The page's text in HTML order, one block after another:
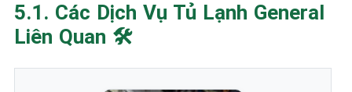
5.1. Các Dịch Vụ Tủ Lạnh General
Liên Quan 🛠️